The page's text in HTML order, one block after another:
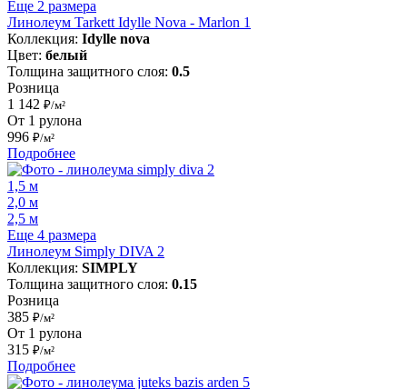
Еще 2 размера
Линолеум Tarkett Idylle Nova - Marlon 1
Коллекция: Idylle nova
Цвет: белый
Толщина защитного слоя: 0.5
Розница
1 142 ₽/м²
От 1 рулона
996 ₽/м²
Подробнее
1,5 м
2,0 м
2,5 м
Еще 4 размера
Линолеум Simply DIVA 2
Коллекция: SIMPLY
Толщина защитного слоя: 0.15
Розница
385 ₽/м²
От 1 рулона
315 ₽/м²
Подробнее